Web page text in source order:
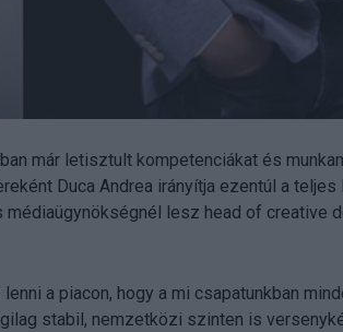
már letisztult kompetenciákat és
Duca Andrea irányítja ezentúl a teljes
lesz head of creative
a piacon, hogy a mi csapatunkban
stabil, nemzetközi szinten is